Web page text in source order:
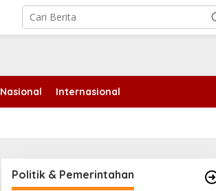
Nasional Internasional
Politik & Pemerintahan